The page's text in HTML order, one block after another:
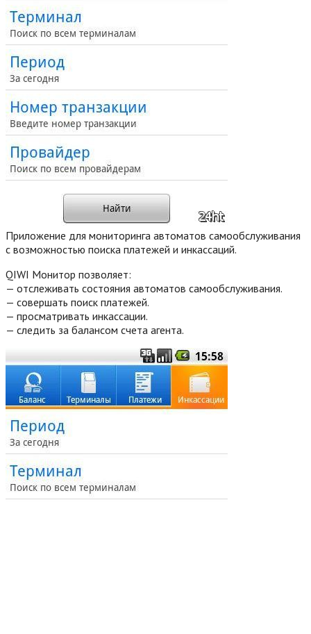
Приложение для мониторинга автоматов самообслуживания
с возможностью поиска платежей и инкассаций.
QIWI Монитор позволяет:
— отслеживать состояния автоматов самообслуживания.
— совершать поиск платежей.
— просматривать инкассации.
— следить за балансом счета агента.